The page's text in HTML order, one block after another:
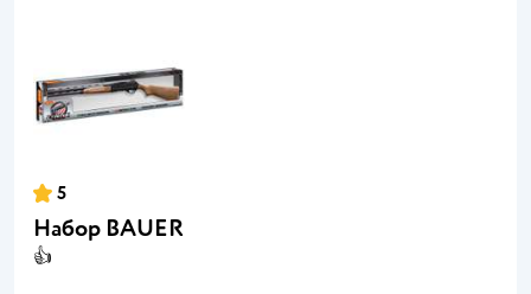
5
Набор BAUER
👍